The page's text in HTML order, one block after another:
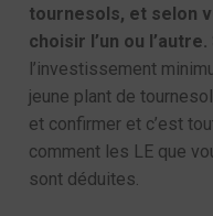
tournesols, et selon
choisir l’un ou l’autre.
l’investissement
jeune plant de
et confirmer et c’est
comment les LE que
sont déduites.